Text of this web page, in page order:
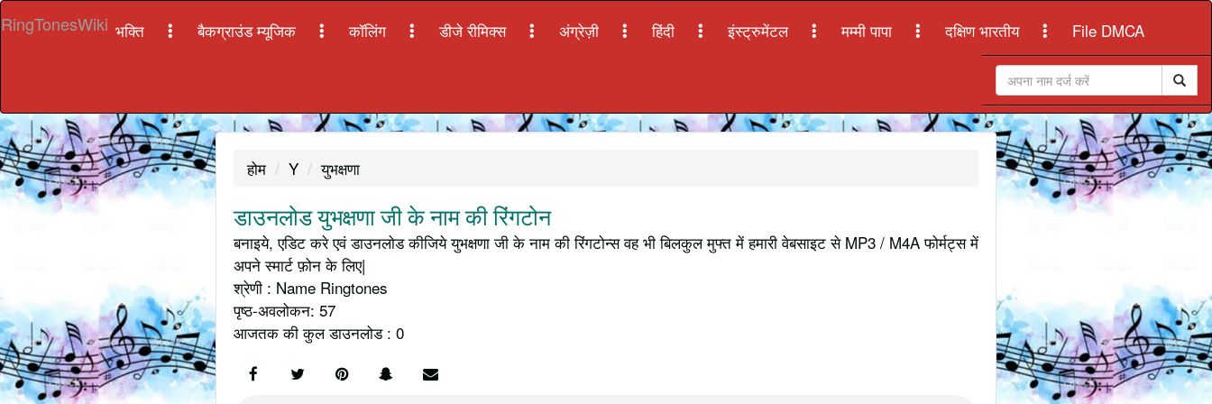
RingTonesWiki भक्ति बैकग्राउंड म्यूजिक कॉलिंग डीजे रीमिक्स अंग्रेज़ी हिंदी इंस्ट्रुमेंटल मम्मी पापा दक्षिण भारतीय File DMCA
होम Y युभक्षणा
डाउनलोड युभक्षणा जी के नाम की रिंगटोन
बनाइये, एडिट करे एवं डाउनलोड कीजिये युभक्षणा जी के नाम की रिंगटोन्स वह भी बिलकुल मुफ्त में हमारी वेबसाइट से MP3 / M4A फोर्मट्स में
अपने स्मार्ट फ़ोन के लिए|
श्रेणी : Name Ringtones
पृष्ठ-अवलोकन: 57
आजतक की कुल डाउनलोड : 0